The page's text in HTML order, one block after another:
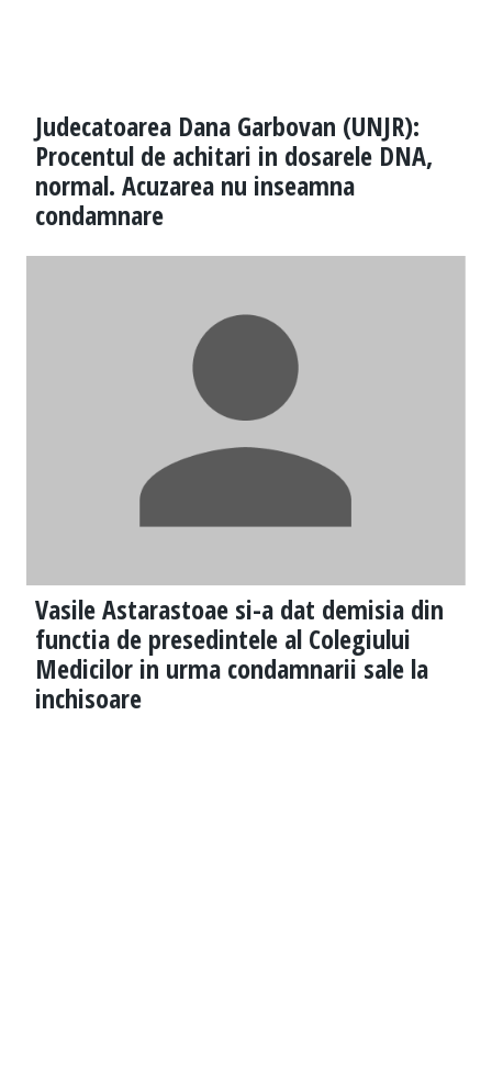
Judecatoarea Dana Garbovan (UNJR):
Procentul de achitari in dosarele DNA,
normal. Acuzarea nu inseamna
condamnare
Vasile Astarastoae si-a dat demisia din
functia de presedintele al Colegiului
Medicilor in urma condamnarii sale la
inchisoare